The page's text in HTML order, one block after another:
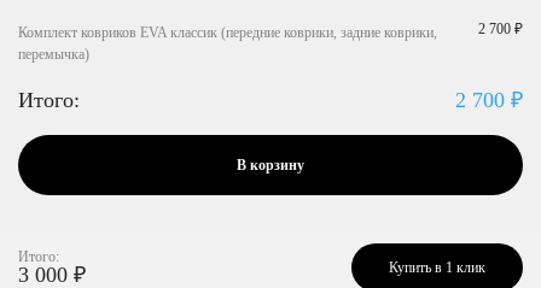
Комплект ковриков EVA классик (передние коврики, задние коврики,
перемычка)
2 700 ₽
Итого: 2 700 ₽
В корзину
Итого:
3 000 ₽ Купить в 1 клик